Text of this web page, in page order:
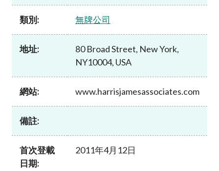
規則及標準
資料庫
加入本會
類別: 無牌公司
地址:
80 Broad Street, New York,
NY10004, USA
網站: www.harrisjamesassociates.com
備註:
首次登載
日期:
2011年4月12日